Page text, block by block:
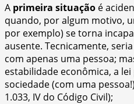
A primeira situação é
quando, por algum motivo,
por exemplo) se torna
ausente. Tecnicamente,
com apenas uma pessoa;
estabilidade econômica, a
sociedade (com uma
1.033, IV do Código Civil);